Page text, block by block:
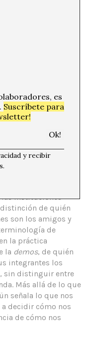
y solidaria de
presentes en
uno no tiene
qué de esa
una tabla en la que
legal en Europa
deturista,
hace su trabajo a
luchan por
su poder
las instituciones
de quién
son los amigos y
de
la práctica
la demos, de quién
integrantes los
sin distinguir entre
Más allá de lo que
señala lo que nos
decidir cómo nos
de cómo nos
es
Suscríbete para
y recibir